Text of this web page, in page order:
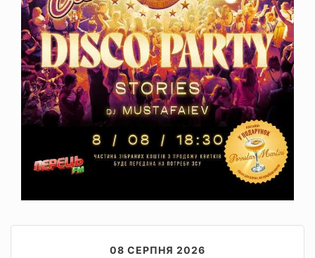
08 СЕРПНЯ 2026